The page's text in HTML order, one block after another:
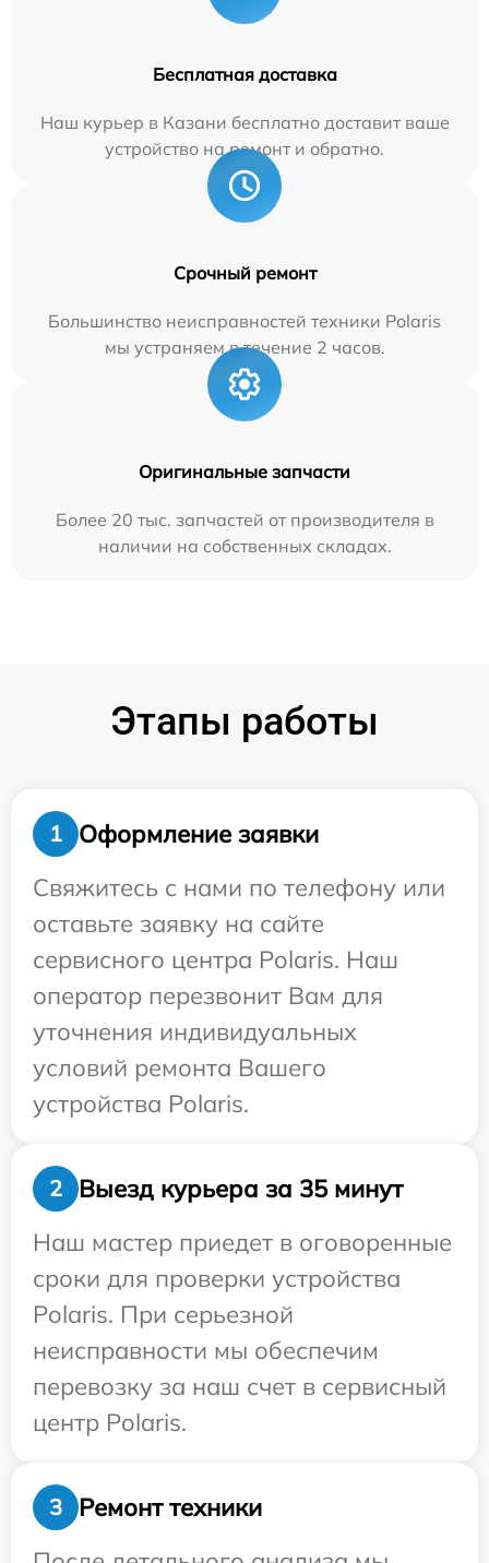
Бесплатная доставка
Наш курьер в Казани бесплатно доставит ваше
устройство на ремонт и обратно.
Срочный ремонт
Большинство неисправностей техники Polaris
мы устраняем в течение 2 часов.
Оригинальные запчасти
Более 20 тыс. запчастей от производителя в
наличии на собственных складах.
Этапы работы
1
Оформление заявки
Свяжитесь с нами по телефону или
оставьте заявку на сайте
сервисного центра Polaris. Наш
оператор перезвонит Вам для
уточнения индивидуальных
условий ремонта Вашего
устройства Polaris.
2
Выезд курьера за 35 минут
Наш мастер приедет в оговоренные
сроки для проверки устройства
Polaris. При серьезной
неисправности мы обеспечим
перевозку за наш счет в сервисный
центр Polaris.
3
Ремонт техники